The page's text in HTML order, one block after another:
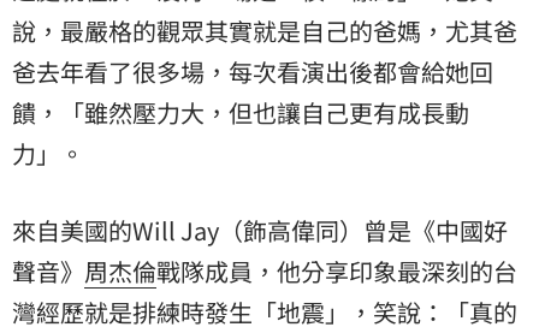
說，最嚴格的觀眾其實就是自己的爸媽，尤其爸
爸去年看了很多場，每次看演出後都會給她回
饋，「雖然壓力大，但也讓自己更有成長動
力」。
來自美國的Will Jay（飾高偉同）曾是《中國好
聲音》 周杰倫戰隊成員，他分享印象最深刻的台
灣經歷就是排練時發生「地震」，笑說：「真的